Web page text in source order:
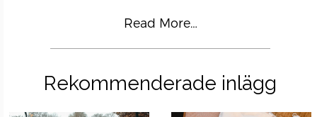
Read More…
Rekommenderade inlägg